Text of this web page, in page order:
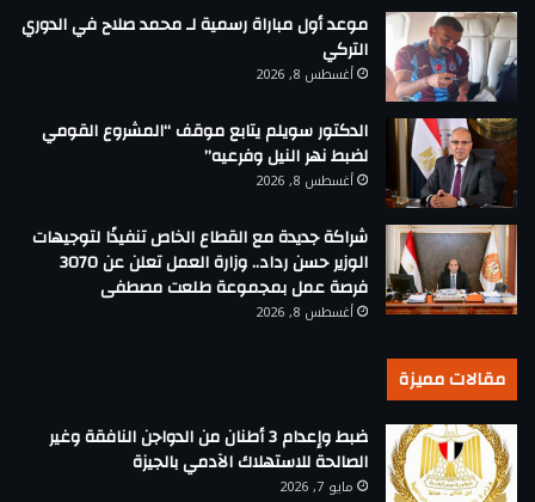
موعد أول مباراة رسمية لـ محمد صلاح في الدوري
التركي
أغسطس 8, 2026
الدكتور سويلم يتابع موقف “المشروع القومي
لضبط نهر النيل وفرعيه”
أغسطس 8, 2026
شراكة جديدة مع القطاع الخاص تنفيذًا لتوجيهات
الوزير حسن رداد.. وزارة العمل تعلن عن 3070
فرصة عمل بمجموعة طلعت مصطفى
أغسطس 8, 2026
مقالات مميزة
ضبط وإعدام 3 أطنان من الدواجن النافقة وغير
الصالحة للاستهلاك الآدمي بالجيزة
مايو 7, 2026